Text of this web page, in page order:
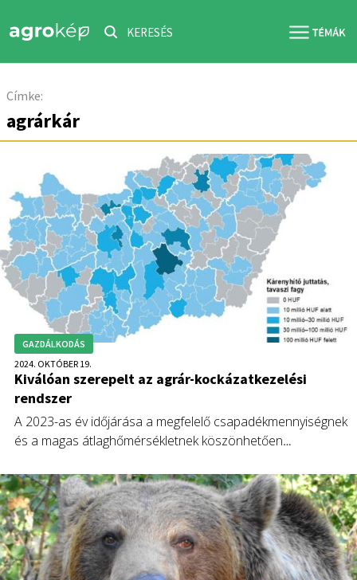
KERESÉS
Címke:
agrárkár
GAZDÁLKODÁS
2024. OKTÓBER 19.
Kiválóan szerepelt az agrár-kockázatkezelési
rendszer
A 2023-as év időjárása a megfelelő csapadékmennyiségnek
és a magas átlaghőmérsékletnek köszönhetően
számára, így nemcsak a kimagaslóan károsodott 2022-es
évhez viszonyítva, hanem a korábbi évek viszonylatában is
kevesebb káresemény történt.